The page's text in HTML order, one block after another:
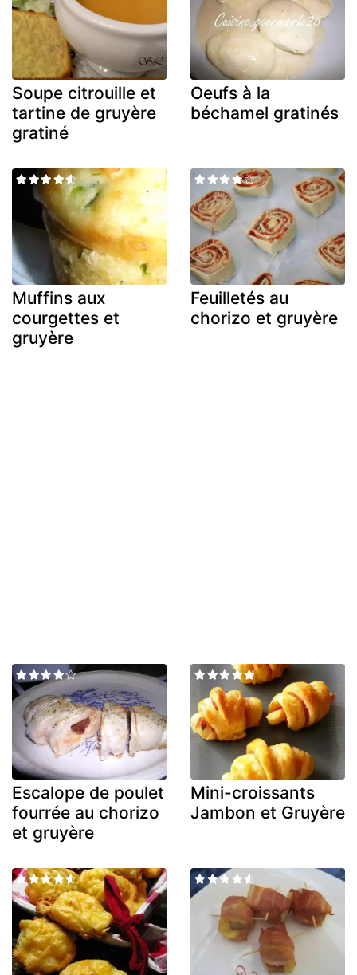
Soupe citrouille et
tartine de gruyère
gratiné
Oeufs à la
béchamel gratinés
Muffins aux
courgettes et
gruyère
Feuilletés au
chorizo et gruyère
Escalope de poulet
fourrée au chorizo
et gruyère
Mini-croissants
Jambon et Gruyère